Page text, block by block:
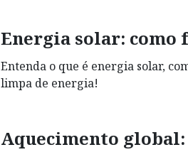
Energia solar: como
Entenda o que é energia solar,
limpa de energia!
Aquecimento